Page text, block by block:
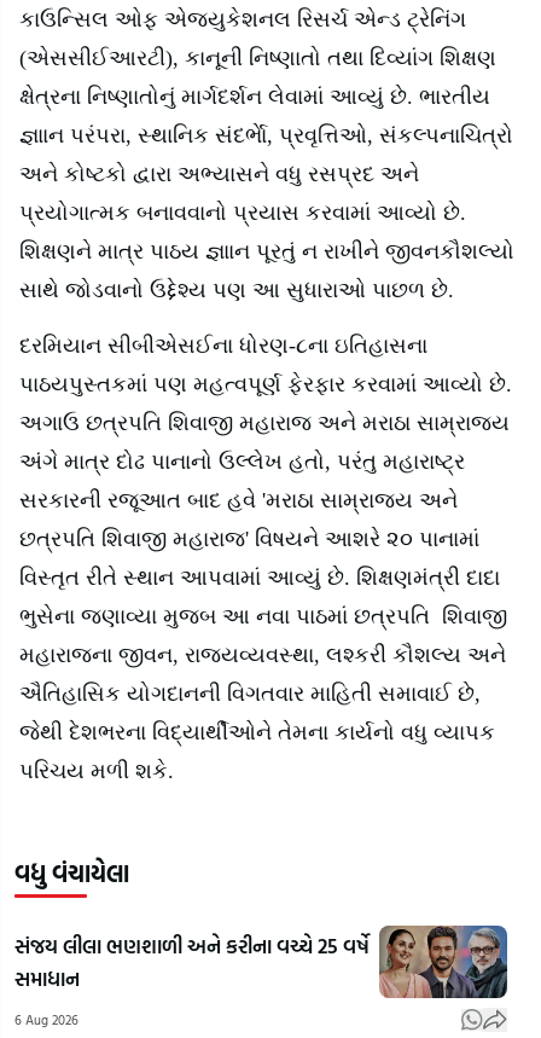
કાઉન્સિલ ઓફ એજ્યુકેશનલ રિસર્ચ એન્ડ ટ્રેનિંગ
(એસસીઈઆરટી), કાનૂની નિષ્ણાતો તથા દિવ્યાંગ શિક્ષણ
ક્ષેત્રના નિષ્ણાતોનું માર્ગદર્શન લેવામાં આવ્યું છે. ભારતીય
જ્ઞાાન પરંપરા, સ્થાનિક સંદર્ભાે, પ્રવૃત્તિઓ, સંકલ્પનાચિત્રો
અને કોષ્ટકો દ્વારા અભ્યાસને વધુ રસપ્રદ અને
પ્રયોગાત્મક બનાવવાનો પ્રયાસ કરવામાં આવ્યો છે.
શિક્ષણને માત્ર પાઠય જ્ઞાાન પૂરતું ન રાખીને જીવનકૌશલ્યો
સાથે જોડવાનો ઉદ્દેશ્ય પણ આ સુધારાઓ પાછળ છે.
દરમિયાન સીબીએસઈના ધોરણ-૮ના ઇતિહાસના
પાઠયપુસ્તકમાં પણ મહત્વપૂર્ણ ફેરફાર કરવામાં આવ્યો છે.
અગાઉ છત્રપતિ શિવાજી મહારાજ અને મરાઠા સામ્રાજ્ય
અંગે માત્ર દોઢ પાનાનો ઉલ્લેખ હતો, પરંતુ મહારાષ્ટ્ર
સરકારની રજૂઆત બાદ હવે 'મરાઠા સામ્રાજ્ય અને
છત્રપતિ શિવાજી મહારાજ' વિષયને આશરે ૨૦ પાનામાં
વિસ્તૃત રીતે સ્થાન આપવામાં આવ્યું છે. શિક્ષણમંત્રી દાદા
ભુસેના જણાવ્યા મુજબ આ નવા પાઠમાં છત્રપતિ શિવાજી
મહારાજના જીવન, રાજ્યવ્યવસ્થા, લશ્કરી કૌશલ્ય અને
ઐતિહાસિક યોગદાનની વિગતવાર માહિતી સમાવાઈ છે,
જેથી દેશભરના વિદ્યાર્થીઓને તેમના કાર્યનો વધુ વ્યાપક
પરિચય મળી શકે.
વધુ વંચાયેલા
સંજય લીલા ભણશાળી અને કરીના વચ્ચે 25 વર્ષે
સમાધાન
6 Aug 2026